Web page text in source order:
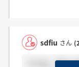
sdfiu さん
ですね。僕も